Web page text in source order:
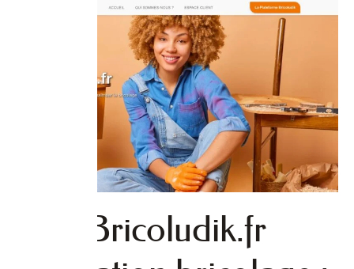
Bricoludik.fr